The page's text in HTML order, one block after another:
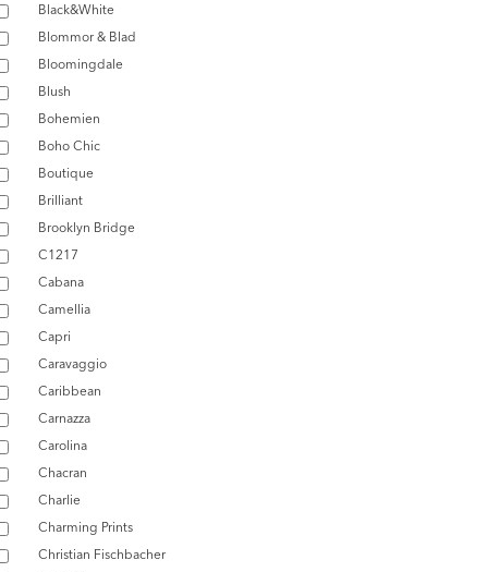
Black&White
Blommor & Blad
Bloomingdale
Blush
Bohemien
Boho Chic
Boutique
Brilliant
Brooklyn Bridge
C1217
Cabana
Camellia
Capri
Caravaggio
Caribbean
Carnazza
Carolina
Chacran
Charlie
Charming Prints
Christian Fischbacher